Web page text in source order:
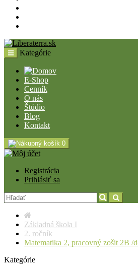
Kategórie
E-Shop
Cenník
O nás
Štúdio
Blog
Kontakt
0
Registrácia
Prihlásiť sa
Základná škola I
2. ročník
Matematika 2, pracovný zošit 2B /
Kategórie